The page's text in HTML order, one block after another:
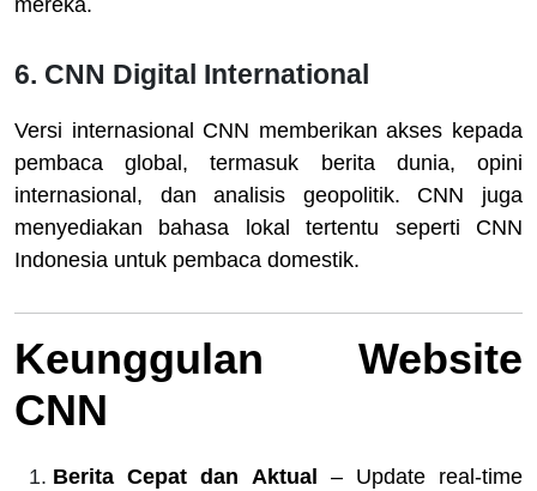
mereka.
6. CNN Digital International
Versi internasional CNN memberikan akses kepada
pembaca global, termasuk berita dunia, opini
internasional, dan analisis geopolitik. CNN juga
menyediakan bahasa lokal tertentu seperti CNN
Indonesia untuk pembaca domestik.
Keunggulan Website
CNN
Berita Cepat dan Aktual
– Update real-time